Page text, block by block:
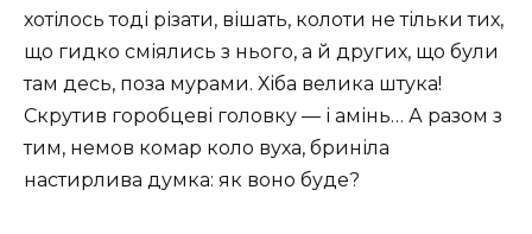
хотілось тоді різати, вішать, колоти не тільки тих,
що гидко сміялись з нього, а й других, що були
там десь, поза мурами. Хіба велика штука!
Скрутив горобцеві головку — і амінь… А разом з
тим, немов комар коло вуха, бриніла
настирлива думка: як воно буде?